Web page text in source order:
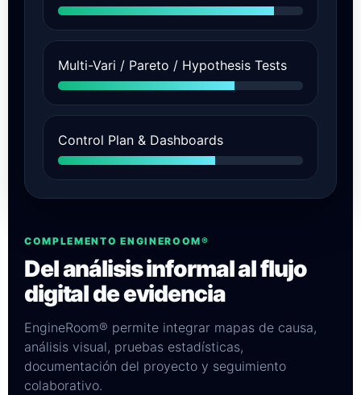
Multi-Vari / Pareto / Hypothesis Tests
Control Plan & Dashboards
COMPLEMENTO ENGINEROOM®
Del análisis informal al flujo
digital de evidencia
EngineRoom® permite integrar mapas de causa,
análisis visual, pruebas estadísticas,
documentación del proyecto y seguimiento
colaborativo.